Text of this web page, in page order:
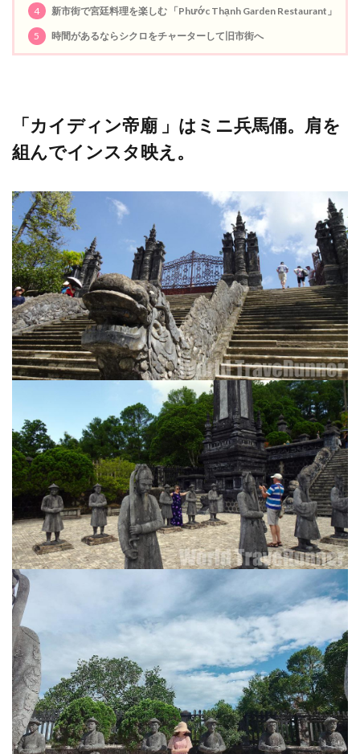
4 新市街で宮廷料理を楽しむ 「Phước Thạnh Garden Restaurant」
5 時間があるならシクロをチャーターして旧市街へ
「カイディン帝廟 」はミニ兵馬俑。肩を
組んでインスタ映え。